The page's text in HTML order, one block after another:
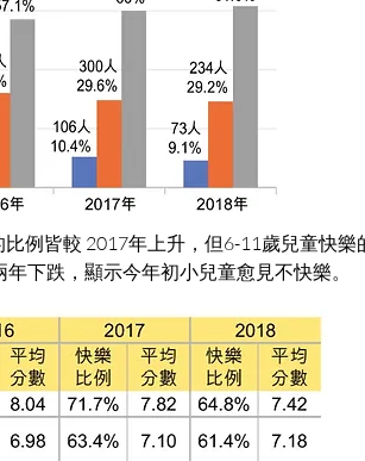
例皆較 2017年上升，但6-11歲兒童快樂
下跌，顯示今年初小兒童愈見不快樂。